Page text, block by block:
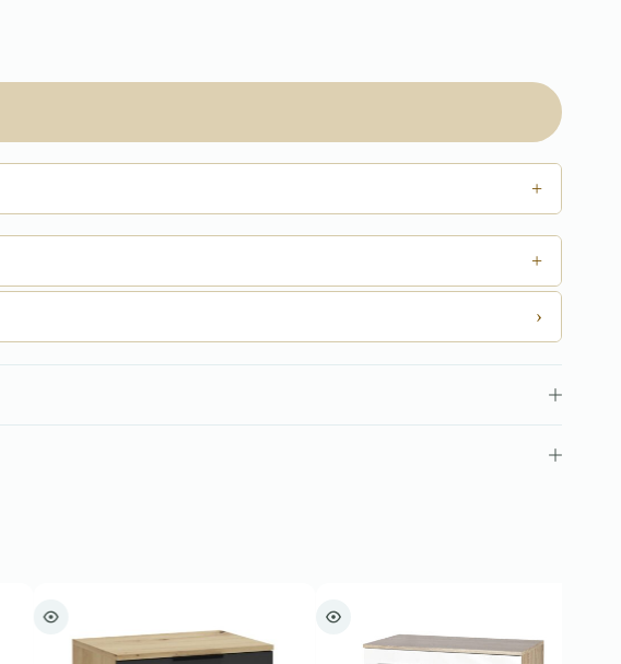
+
+
›